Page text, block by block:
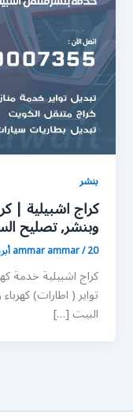
بنشر
وبنشر, تصليح
ammar ammar/20 أبريل، 2020
كراج اشبيلية خدمة
تواير ( اطارات)
البيت […]